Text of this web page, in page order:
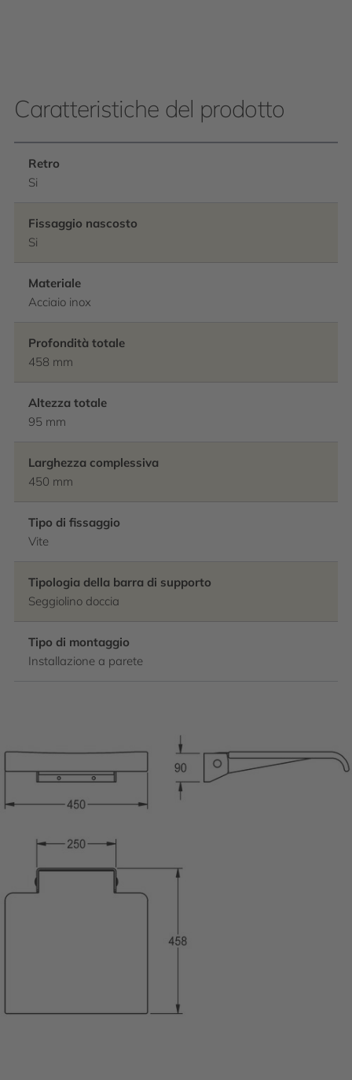
Caratteristiche del prodotto
Retro
Si
Fissaggio nascosto
Si
Materiale
Acciaio inox
Profondità totale
458 mm
Altezza totale
95 mm
Larghezza complessiva
450 mm
Tipo di fissaggio
Vite
Tipologia della barra di supporto
Seggiolino doccia
Tipo di montaggio
Installazione a parete